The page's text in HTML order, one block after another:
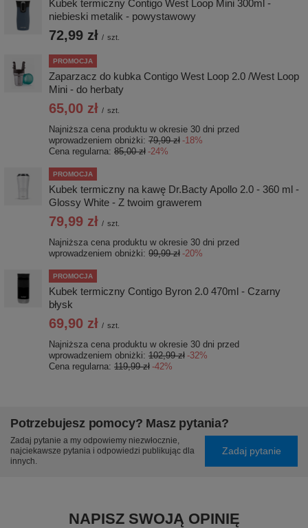
Kubek termiczny Contigo West Loop Mini 300ml -
niebieski metalik - powystawowy
72,99 zł / szt.
PROMOCJA
Zaparzacz do kubka Contigo West Loop 2.0 /West Loop
Mini - do herbaty
65,00 zł / szt.
Najniższa cena produktu w okresie 30 dni przed
wprowadzeniem obniżki: 79,99 zł -18%
Cena regularna: 85,00 zł -24%
PROMOCJA
Kubek termiczny na kawę Dr.Bacty Apollo 2.0 - 360 ml -
Glossy White - Z twoim grawerem
79,99 zł / szt.
Najniższa cena produktu w okresie 30 dni przed
wprowadzeniem obniżki: 99,99 zł -20%
PROMOCJA
Kubek termiczny Contigo Byron 2.0 470ml - Czarny
błysk
69,90 zł / szt.
Najniższa cena produktu w okresie 30 dni przed
wprowadzeniem obniżki: 102,99 zł -32%
Cena regularna: 119,99 zł -42%
Potrzebujesz pomocy? Masz pytania?
Zadaj pytanie a my odpowiemy niezwłocznie,
najciekawsze pytania i odpowiedzi publikując dla
innych.
Zadaj pytanie
NAPISZ SWOJĄ OPINIĘ